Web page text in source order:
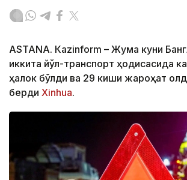
ASTANА. Кazinform – Жума куни
иккита йўл-транспорт ҳодисасида
ҳалок бўлди ва 29 киши жароҳат
берди Xinhua.